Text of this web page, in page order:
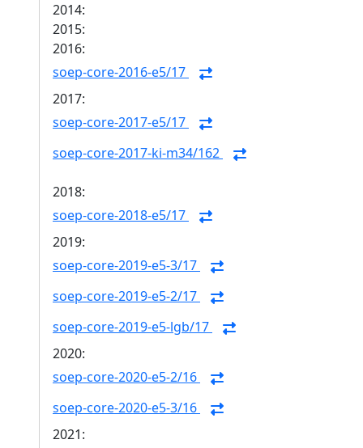
2014:
2015:
2016:
soep-core-2016-e5/17
2017:
soep-core-2017-e5/17
soep-core-2017-ki-m34/162
2018:
soep-core-2018-e5/17
2019:
soep-core-2019-e5-3/17
soep-core-2019-e5-2/17
soep-core-2019-e5-lgb/17
2020:
soep-core-2020-e5-2/16
soep-core-2020-e5-3/16
2021: